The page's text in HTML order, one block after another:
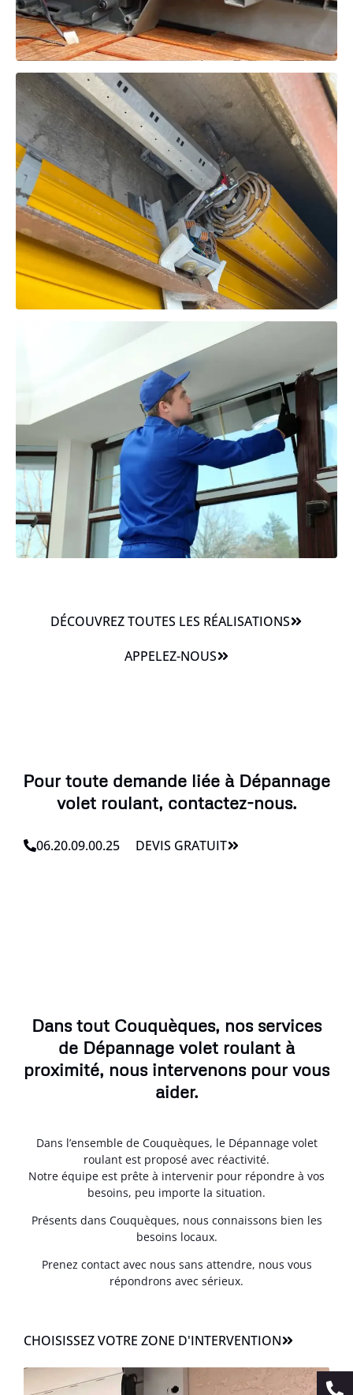
DÉCOUVREZ TOUTES LES RÉALISATIONS
APPELEZ-NOUS
Pour toute demande liée à Dépannage
volet roulant, contactez-nous.
06.20.09.00.25 DEVIS GRATUIT
Dans tout Couquèques, nos services
de Dépannage volet roulant à
proximité, nous intervenons pour vous
aider.
Dans l’ensemble de Couquèques, le Dépannage volet
roulant est proposé avec réactivité.
Notre équipe est prête à intervenir pour répondre à vos
besoins, peu importe la situation.
Présents dans Couquèques, nous connaissons bien les
besoins locaux.
Prenez contact avec nous sans attendre, nous vous
répondrons avec sérieux.
CHOISISSEZ VOTRE ZONE D'INTERVENTION